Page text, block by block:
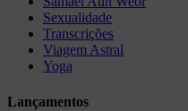
Sexualidade
Transcrições
Viagem Astral
Yoga
Lançamentos